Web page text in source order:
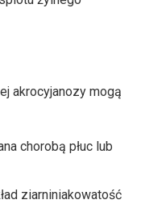
akrocyjanozy mogą
chorobą płuc lub
ziarniniakowatość